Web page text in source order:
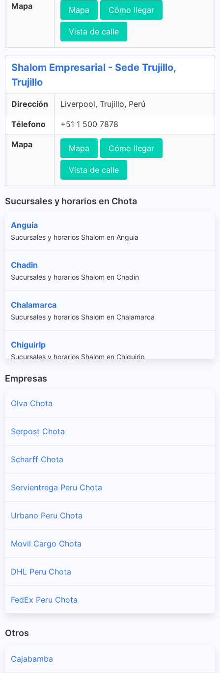
Mapa Mapa Cómo llegar
Vista de calle
Shalom Empresarial - Sede Trujillo,
Trujillo
Dirección Liverpool, Trujillo, Perú
Télefono +51 1 500 7878
Mapa Mapa Cómo llegar
Vista de calle
Sucursales y horarios en Chota
Anguia
Sucursales y horarios Shalom en Anguia
Chadin
Sucursales y horarios Shalom en Chadin
Chalamarca
Sucursales y horarios Shalom en Chalamarca
Chiguirip
Sucursales y horarios Shalom en Chiguirip
Chimban
Sucursales y horarios Shalom en Choropampa
Chota
Sucursales y horarios Shalom en Cochabamba
Conchan
Sucursales y horarios Shalom en Huambos
Sucursales y horarios Shalom en Lajas
Llama
Empresas
Olva Chota
Serpost Chota
Scharff Chota
Servientrega Peru Chota
Urbano Peru Chota
Movil Cargo Chota
DHL Peru Chota
FedEx Peru Chota
Otros
Cajabamba